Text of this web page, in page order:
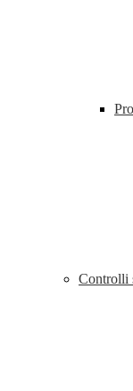
Controlli